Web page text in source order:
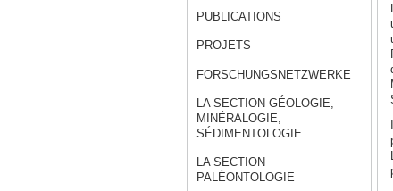
PUBLICATIONS
PROJETS
FORSCHUNGSNETZWERKE
LA SECTION GÉOLOGIE,
MINÉRALOGIE,
SÉDIMENTOLOGIE
LA SECTION
PALÉONTOLOGIE